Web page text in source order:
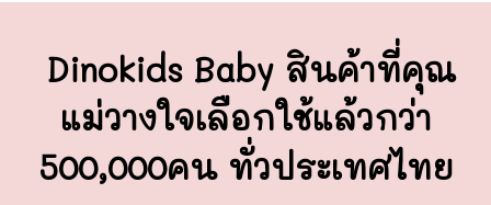
Dinokids Baby สินค้าที่คุณ
แม่วางใจเลือกใช้แล้วกว่า
500,000คน ทั่วประเทศไทย